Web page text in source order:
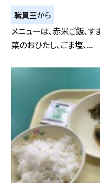
職員室から
メニューは、赤米ご飯、す
菜のおひたし、ごま塩、...